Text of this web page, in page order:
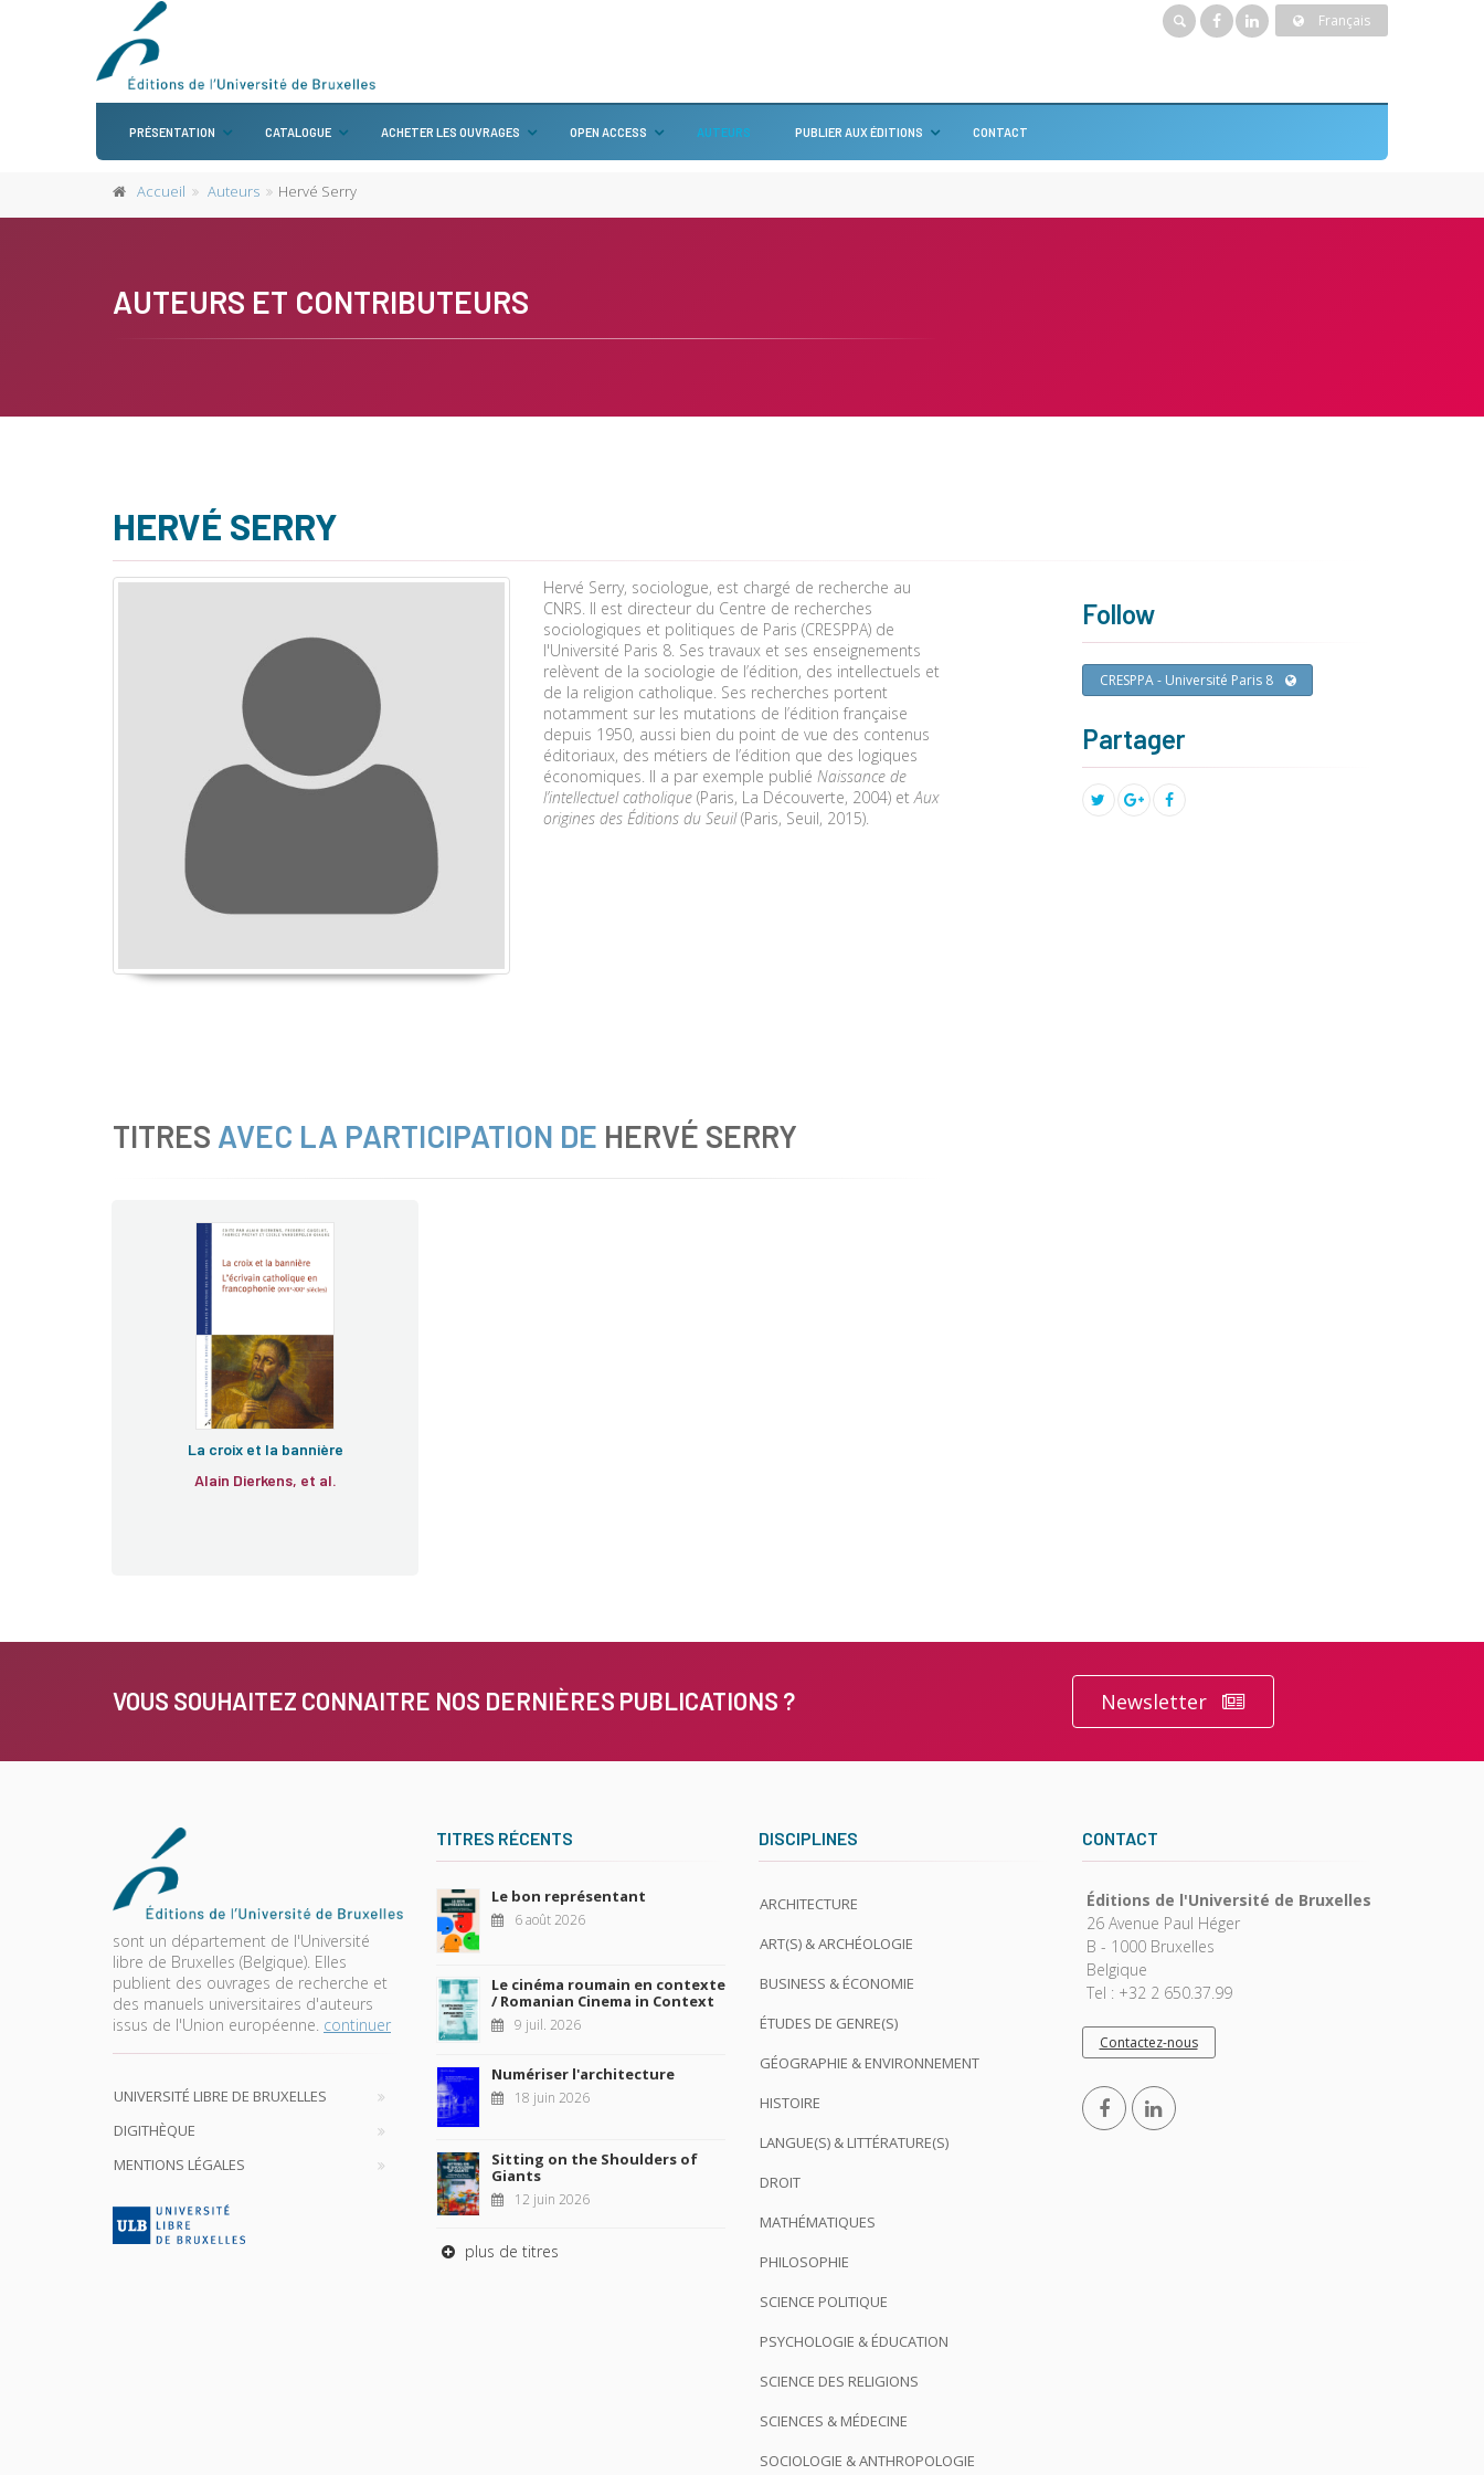
Français
PRÉSENTATION CATALOGUE ACHETER LES OUVRAGES OPEN ACCESS AUTEURS PUBLIER AUX ÉDITIONS CONTACT
Accueil Auteurs Hervé Serry
AUTEURS ET CONTRIBUTEURS
HERVÉ SERRY
Hervé Serry, sociologue, est chargé de recherche au
CNRS. Il est directeur du Centre de recherches
sociologiques et politiques de Paris (CRESPPA) de
l'Université Paris 8. Ses travaux et ses enseignements
relèvent de la sociologie de l’édition, des intellectuels et
de la religion catholique. Ses recherches portent
notamment sur les mutations de l’édition française
depuis 1950, aussi bien du point de vue des contenus
éditoriaux, des métiers de l’édition que des logiques
économiques. Il a par exemple publié Naissance de
l’intellectuel catholique (Paris, La Découverte, 2004) etAux
origines des Éditions du Seuil(Paris, Seuil, 2015).
Follow
CRESPPA - Université Paris 8
Partager
TITRES AVEC LA PARTICIPATION DE HERVÉ SERRY
La croix et la bannière
Alain Dierkens, et al.
VOUS SOUHAITEZ CONNAITRE NOS DERNIÈRES PUBLICATIONS ? Newsletter
sont un département de l'Université
libre de Bruxelles (Belgique). Elles
publient des ouvrages de recherche et
des manuels universitaires d'auteurs
issus de l'Union européenne. continuer
UNIVERSITÉ LIBRE DE BRUXELLES
DIGITHÈQUE
MENTIONS LÉGALES
TITRES RÉCENTS
Le bon représentant
6 août 2026
Le cinéma roumain en contexte
/ Romanian Cinema in Context
9 juil. 2026
Numériser l'architecture
18 juin 2026
Sitting on the Shoulders of
Giants
12 juin 2026
plus de titres
DISCIPLINES
ARCHITECTURE
ART(S) & ARCHÉOLOGIE
BUSINESS & ÉCONOMIE
ÉTUDES DE GENRE(S)
GÉOGRAPHIE & ENVIRONNEMENT
HISTOIRE
LANGUE(S) & LITTÉRATURE(S)
DROIT
MATHÉMATIQUES
PHILOSOPHIE
SCIENCE POLITIQUE
PSYCHOLOGIE & ÉDUCATION
SCIENCE DES RELIGIONS
SCIENCES & MÉDECINE
SOCIOLOGIE & ANTHROPOLOGIE
CONTACT
Éditions de l'Université de Bruxelles
26 Avenue Paul Héger
B - 1000 Bruxelles
Belgique
Tel : +32 2 650.37.99
Contactez-nous